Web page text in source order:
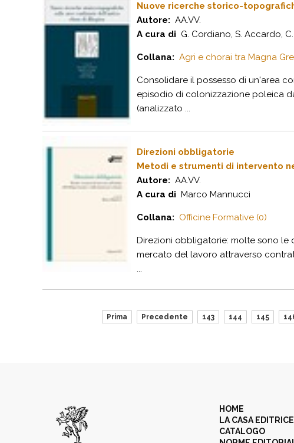
Nuove ricerche storico-
Autore: AA.VV.
A cura di G. Cordiano, S. Accardo,
Collana: Agri e chorai tra Magna
Consolidare il possesso di un'area
episodio di colonizzazione poleica
(analizzato ...
Direzioni obbligatorie
Metodi e strumenti di intervento
Autore: AA.VV.
A cura di Marco Mannucci
Collana: Officine Formative (0)
Direzioni obbligatorie: molte sono le
mercato del lavoro attraverso
...
Prima Precedente 143 144 145
HOME
LA CASA EDITRICE
CATALOGO